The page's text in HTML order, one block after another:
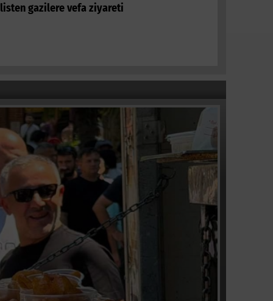
gazilere vefa ziyareti